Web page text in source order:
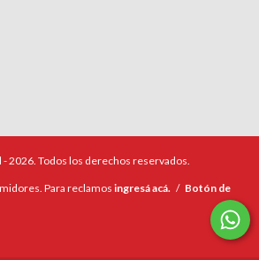
2026. Todos los derechos reservados.
Para reclamos ingresá acá. / Botón de